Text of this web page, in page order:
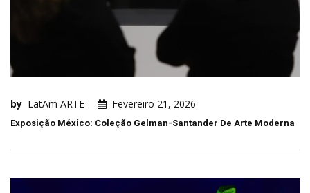
by LatAm ARTE Fevereiro 21, 2026
Exposição México: Coleção Gelman-Santander De Arte Moderna